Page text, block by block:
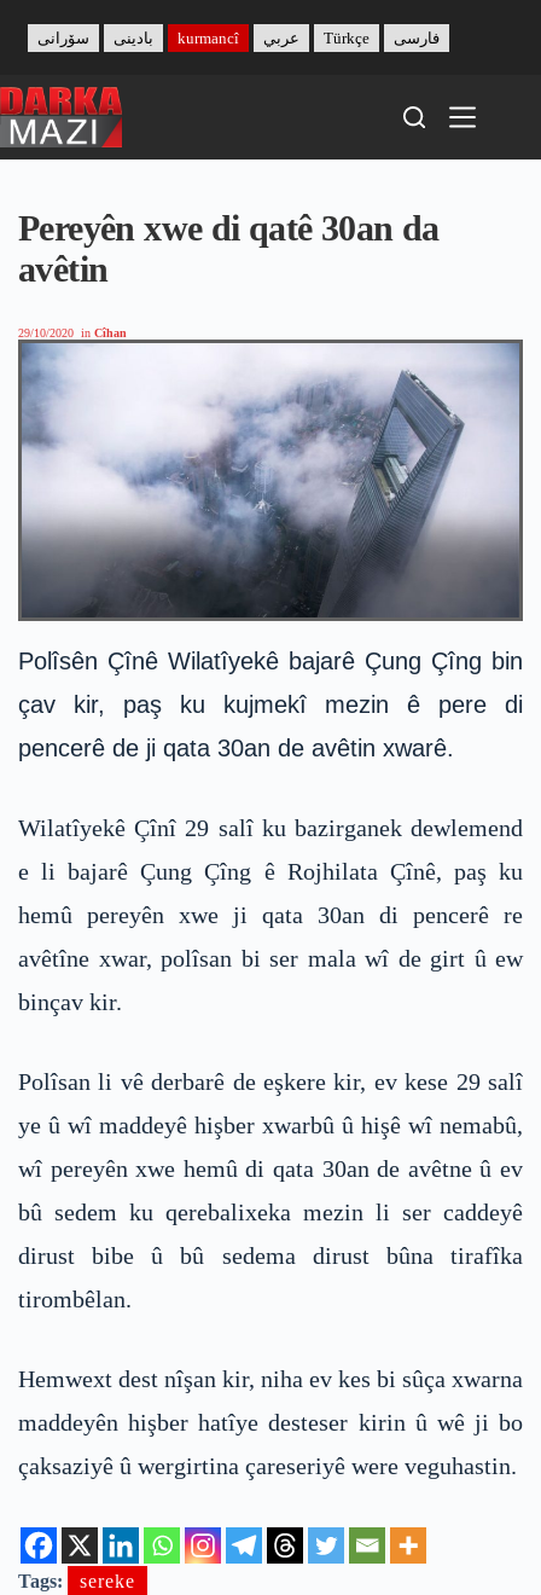
content
بادینی سۆرانی kurmancî عربي Türkçe فارسی
Pereyên xwe di qatê 30an da
avêtin
29/10/2020 in Cîhan
Polîsên Çînê Wilatîyekê bajarê Çung Çîng bin
çav kir, paş ku kujmekî mezin ê pere di
pencerê de ji qata 30an de avêtin xwarê.
Wilatîyekê Çînî 29 salî ku bazirganek dewlemend
e li bajarê Çung Çîng ê Rojhilata Çînê, paş ku
hemû pereyên xwe ji qata 30an di pencerê re
avêtîne xwar, polîsan bi ser mala wî de girt û ew
binçav kir.
Polîsan li vê derbarê de eşkere kir, ev kese 29 salî
ye û wî maddeyê hişber xwarbû û hişê wî nemabû,
wî pereyên xwe hemû di qata 30an de avêtne û ev
bû sedem ku qerebalixeka mezin li ser caddeyê
dirust bibe û bû sedema dirust bûna tirafîka
tirombêlan.
Hemwext dest nîşan kir, niha ev kes bi sûça xwarna
maddeyên hişber hatîye desteser kirin û wê ji bo
çaksaziyê û wergirtina çareseriyê were veguhastin.
Tags: sereke